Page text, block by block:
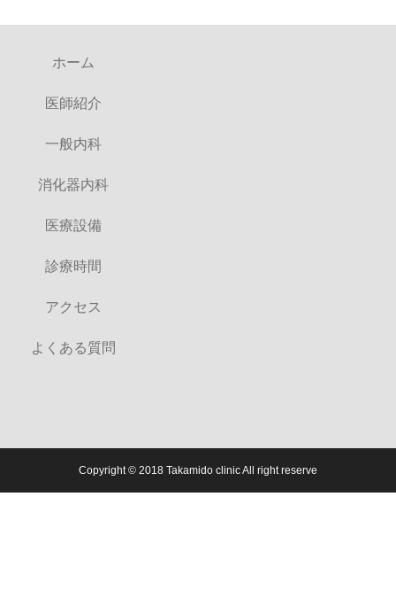
ホーム
医師紹介
一般内科
消化器内科
医療設備
診療時間
アクセス
よくある質問
Copyright © 2018 Takamido clinic All right reserve